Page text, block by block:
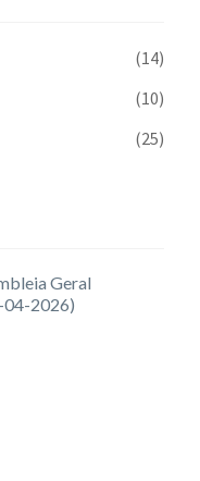
(14)
(10)
(25)
Geral
04-2026)